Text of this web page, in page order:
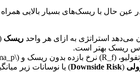
عین حال با ریسک‌های بسیار بالایی
استراتژی به ازای هر واحد ریسک
ریسک بهتر است.
(
Downside Risk) یا نوسانات زیر